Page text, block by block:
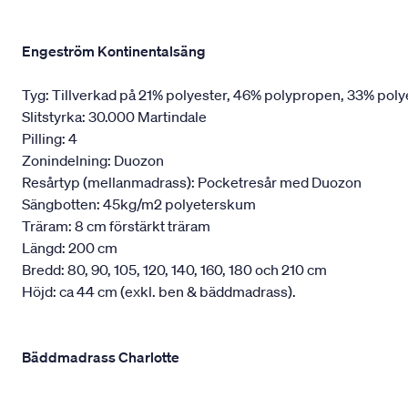
Engeström Kontinentalsäng
Tyg: Tillverkad på 21% polyester, 46% polypropen, 33%
Slitstyrka: 30.000 Martindale
Pilling: 4
Zonindelning: Duozon
Resårtyp (mellanmadrass): Pocketresår med Duozon
Sängbotten: 45kg/m2 polyeterskum
Träram: 8 cm förstärkt träram
Längd: 200 cm
Bredd: 80, 90, 105, 120, 140, 160, 180 och 210 cm
Höjd: ca 44 cm (exkl. ben & bäddmadrass).
Bäddmadrass Charlotte